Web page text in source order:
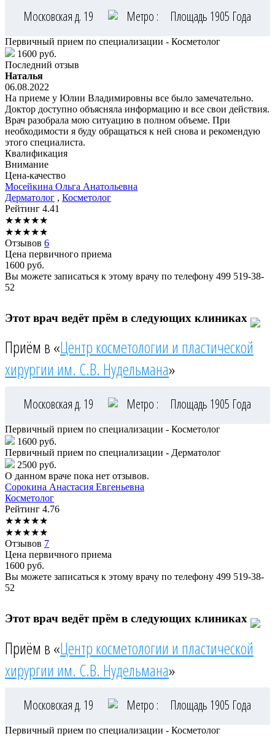
Московская д. 19 Метро : Площадь 1905 Года
Первичный прием по специализации - Косметолог
1600 руб.
Последний отзыв
Наталья
06.08.2022
На приеме у Юлии Владимировны все было замечательно.
Доктор доступно объясняла информацию и все свои действия.
Врач разобрала мою ситуацию в полном объеме. При
необходимости я буду обращаться к ней снова и рекомендую
этого специалиста.
Квалификация
Внимание
Цена-качество
Мосейкина Ольга Анатольевна
Дерматолог , Косметолог
Рейтинг 4.41
★★★★★
★★★★★
Отзывов 6
Цена первичного приема
1600 руб.
Вы можете записаться к этому врачу по телефону 499 519-38-
52
Этот врач ведёт прём в следующих клиниках
Приём в «Центр косметологии и пластической
хирургии им. С.В. Нудельмана»
Московская д. 19 Метро : Площадь 1905 Года
Первичный прием по специализации - Косметолог
1600 руб.
Первичный прием по специализации - Дерматолог
2500 руб.
О данном враче пока нет отзывов.
Сорокина Анастасия Евгеньевна
Косметолог
Рейтинг 4.76
★★★★★
★★★★★
Отзывов 7
Цена первичного приема
1600 руб.
Вы можете записаться к этому врачу по телефону 499 519-38-
52
Этот врач ведёт прём в следующих клиниках
Приём в «Центр косметологии и пластической
хирургии им. С.В. Нудельмана»
Московская д. 19 Метро : Площадь 1905 Года
Первичный прием по специализации - Косметолог